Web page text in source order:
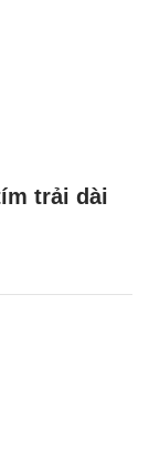
trải dài